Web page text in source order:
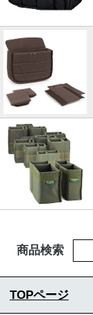
商品検索
TOPページ